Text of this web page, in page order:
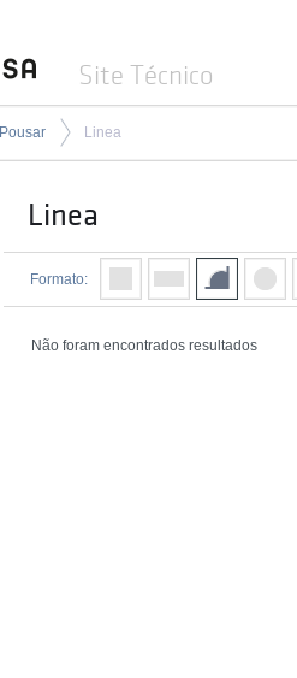
Site Técnico
Pousar Linea
Linea
Formato:
Não foram encontrados resultados